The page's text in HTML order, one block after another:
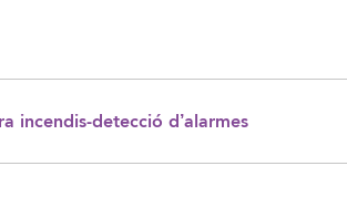
incendis-detecció d’alarmes